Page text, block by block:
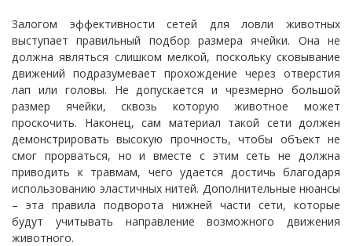
Залогом эффективности сетей для ловли животных
выступает правильный подбор размера ячейки. Она не
должна являться слишком мелкой, поскольку сковывание
движений подразумевает прохождение через отверстия
лап или головы. Не допускается и чрезмерно большой
размер ячейки, сквозь которую животное может
проскочить. Наконец, сам материал такой сети должен
демонстрировать высокую прочность, чтобы объект не
смог прорваться, но и вместе с этим сеть не должна
приводить к травмам, чего удается достичь благодаря
использованию эластичных нитей. Дополнительные нюансы
– эта правила подворота нижней части сети, которые
будут учитывать направление возможного движения
животного.